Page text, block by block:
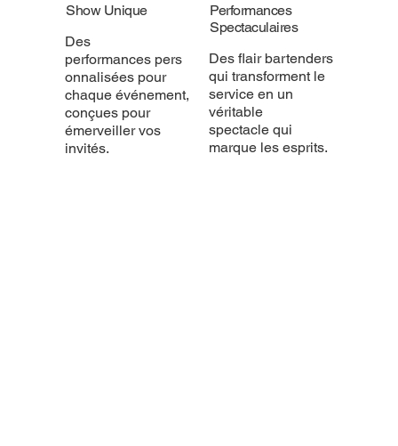
Show Unique
Des
performances pers
onnalisées pour
chaque événement,
conçues pour
émerveiller vos
invités.
Performances
Spectaculaires
Des flair bartenders
qui transforment le
service en un
véritable
spectacle qui
marque les esprits.